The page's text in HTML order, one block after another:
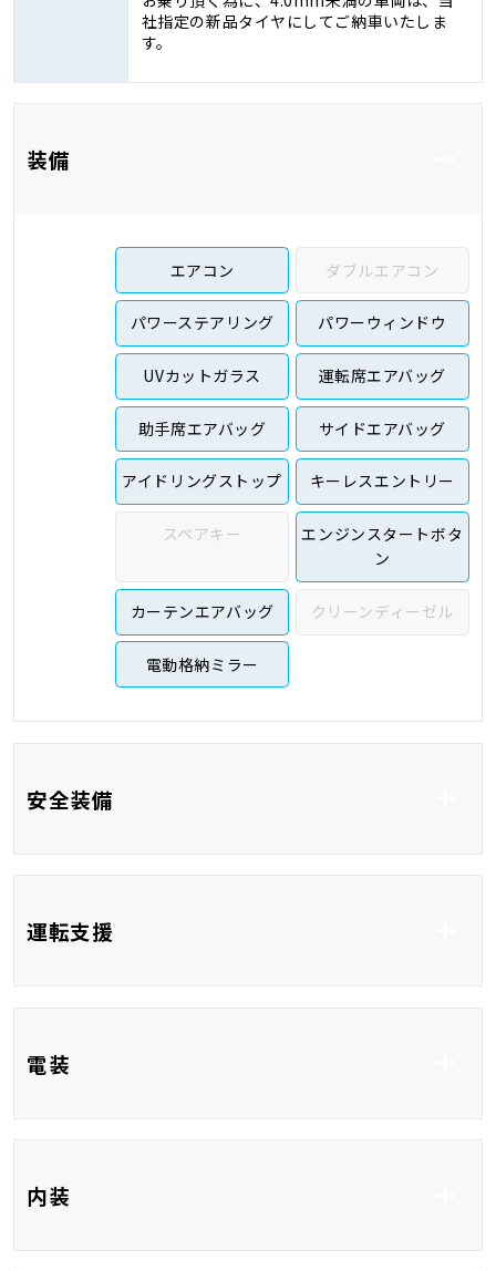
社指定の新品タイヤにしてご納車いたしま
す。
装備
エアコン ダブルエアコン
パワーステアリング パワーウィンドウ
UVカットガラス 運転席エアバッグ
助手席エアバッグ サイドエアバッグ
アイドリングストップ キーレスエントリー
スペアキー
エンジンスタートボタ
ン
カーテンエアバッグ クリーンディーゼル
電動格納ミラー
安全装備
テム
運転支援
電装
内装